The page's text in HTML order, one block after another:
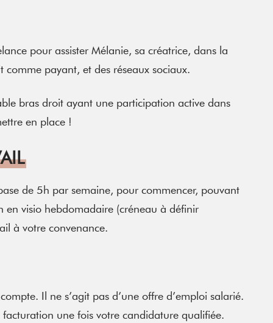
pour assister Mélanie, sa créatrice, dans la
payant, et des réseaux sociaux.
bras droit ayant une participation active dans
en place !
de 5h par semaine, pour commencer, pouvant
en visio hebdomadaire (créneau à définir
à votre convenance.
Il ne s’agit pas d’une offre d’emploi salarié.
une fois votre candidature qualifiée.